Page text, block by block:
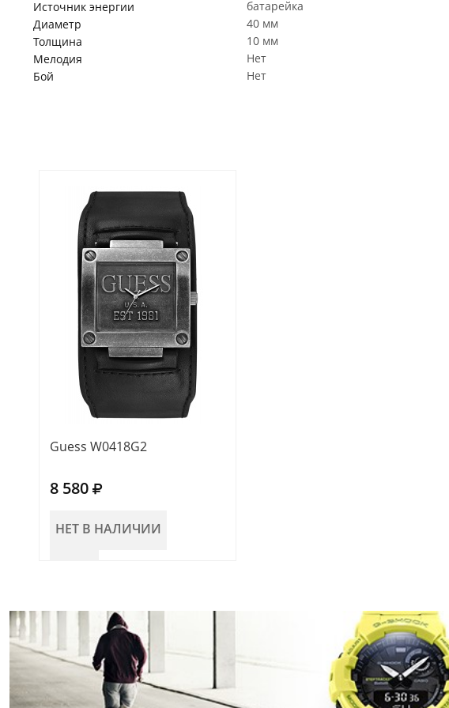
Источник энергии
батарейка
Диаметр
40 мм
Толщина
10 мм
Мелодия
Нет
Бой
Нет
Guess W0418G2
8 580
НЕТ В НАЛИЧИИ